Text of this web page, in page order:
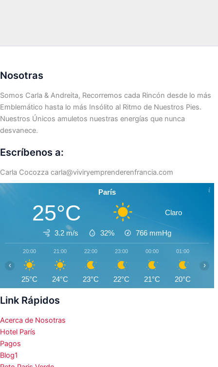
Nosotras
Somos Carla & Andreita, Recorremos cada Rincón desde lo más
Emblemático hasta lo más Insólito al Ritmo de Nuestros Pies.
Nuestros Únicos amuletos nuestras energías que nunca
desvanece.
Escríbenos a:
Carla Cocozza carla@viviryemprenderenfrancia.com
París
25°C Claro
3.2 m/s 32% 766 mmHg
20:00
25°C
21:00
24°C
22:00
23°C
23:00
22°C
00:00
21°C
01:00
20°C
‹ ›
Link Rápidos
Acerca de Nosotras
Hotel París
Pagos
Blog1